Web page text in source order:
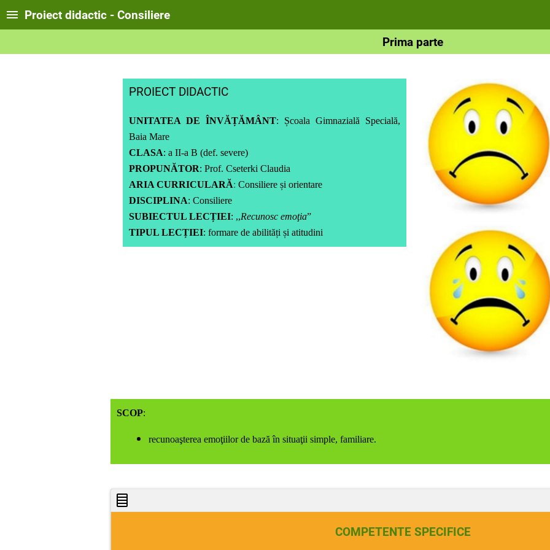
Proiect didactic - Consiliere
Prima parte
PROIECT DIDACTIC
UNITATEA DE ÎNVĂȚĂMÂNT: Școala Gimnazială Specială,
Baia Mare
CLASA: a II-a B (def. severe)
PROPUNĂTOR: Prof. Cseterki Claudia
ARIA CURRICULARĂ: Consiliere și orientare
DISCIPLINA: Consiliere
SUBIECTUL LECȚIEI: ,,Recunosc emoţia”
TIPUL LECȚIEI: formare de abilități și atitudini
SCOP:
recunoaşterea emoţiilor de bază în situaţii simple, familiare.
COMPETENTE SPECIFICE